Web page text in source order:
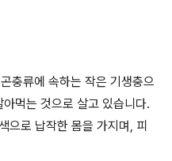
충류에 속하는 작은 기생충으
먹는 것으로 살고 있습니다.
으로 납작한 몸을 가지며, 피